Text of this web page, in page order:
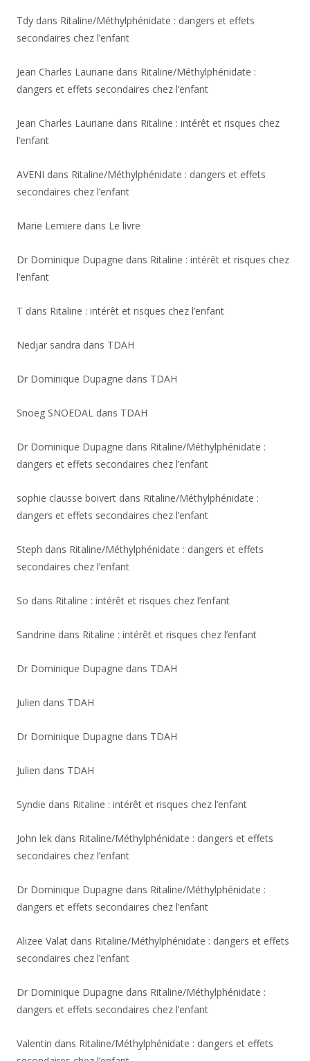
Tdy dans Ritaline/Méthylphénidate : dangers et effets
secondaires chez l’enfant
Jean Charles Lauriane dans Ritaline/Méthylphénidate :
dangers et effets secondaires chez l’enfant
Jean Charles Lauriane dans Ritaline : intérêt et risques chez
l’enfant
AVENI dans Ritaline/Méthylphénidate : dangers et effets
secondaires chez l’enfant
Marie Lemiere dans Le livre
Dr Dominique Dupagne dans Ritaline : intérêt et risques chez
l’enfant
T dans Ritaline : intérêt et risques chez l’enfant
Nedjar sandra dans TDAH
Dr Dominique Dupagne dans TDAH
Snoeg SNOEDAL dans TDAH
Dr Dominique Dupagne dans Ritaline/Méthylphénidate :
dangers et effets secondaires chez l’enfant
sophie clausse boivert dans Ritaline/Méthylphénidate :
dangers et effets secondaires chez l’enfant
Steph dans Ritaline/Méthylphénidate : dangers et effets
secondaires chez l’enfant
So dans Ritaline : intérêt et risques chez l’enfant
Sandrine dans Ritaline : intérêt et risques chez l’enfant
Dr Dominique Dupagne dans TDAH
Julien dans TDAH
Dr Dominique Dupagne dans TDAH
Julien dans TDAH
Syndie dans Ritaline : intérêt et risques chez l’enfant
John lek dans Ritaline/Méthylphénidate : dangers et effets
secondaires chez l’enfant
Dr Dominique Dupagne dans Ritaline/Méthylphénidate :
dangers et effets secondaires chez l’enfant
Alizee Valat dans Ritaline/Méthylphénidate : dangers et effets
secondaires chez l’enfant
Dr Dominique Dupagne dans Ritaline/Méthylphénidate :
dangers et effets secondaires chez l’enfant
Valentin dans Ritaline/Méthylphénidate : dangers et effets